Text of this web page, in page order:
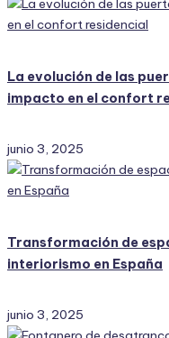
La evolución de las
impacto en el confort
junio 3, 2025
Transformación de
interiorismo en España
junio 3, 2025